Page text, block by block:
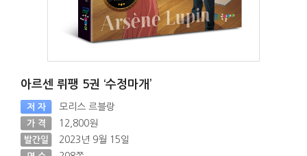
아르센 뤼팽 5권 ‘수정마개’
저 자 모리스 르블랑
가 격 12,800원
발간일 2023년 9월 15일